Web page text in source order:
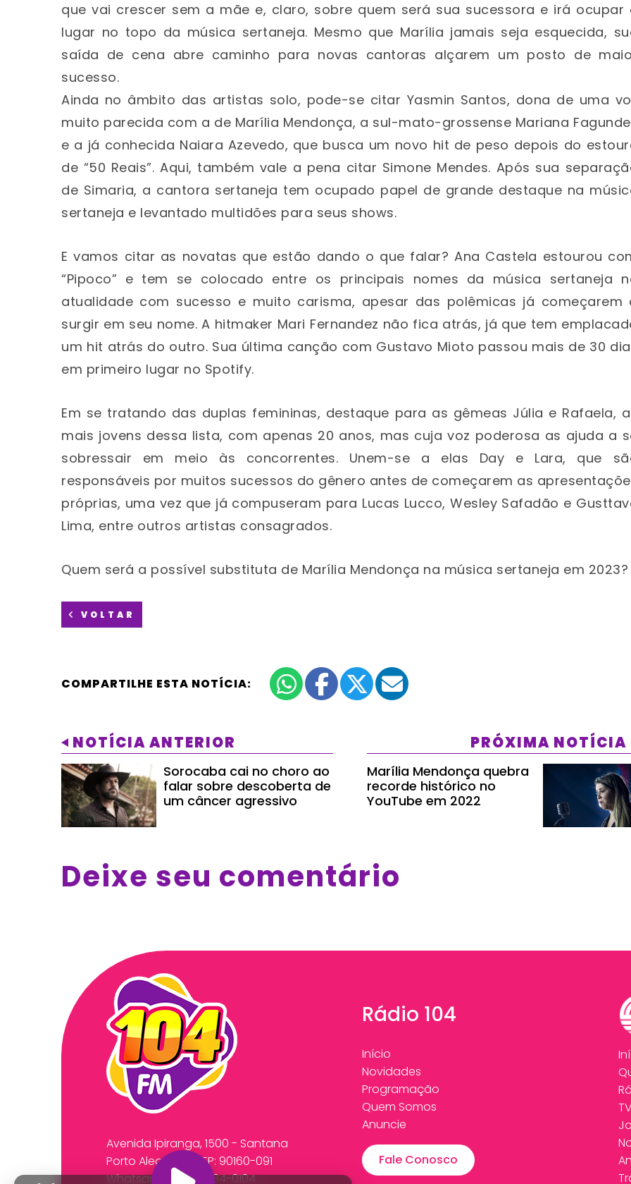
que vai crescer sem a mãe e, claro, sobre quem será sua sucessora e irá ocupar
lugar no topo da música sertaneja. Mesmo que Marília jamais seja esquecida,
saída de cena abre caminho para novas cantoras alçarem um posto de
sucesso.
Ainda no âmbito das artistas solo, pode-se citar Yasmin Santos, dona de uma
muito parecida com a de Marília Mendonça, a sul-mato-grossense Mariana
e a já conhecida Naiara Azevedo, que busca um novo hit de peso depois do
de “50 Reais”. Aqui, também vale a pena citar Simone Mendes. Após sua
de Simaria, a cantora sertaneja tem ocupado papel de grande destaque na
sertaneja e levantado multidões para seus shows.
E vamos citar as novatas que estão dando o que falar? Ana Castela estourou
“Pipoco” e tem se colocado entre os principais nomes da música sertaneja
atualidade com sucesso e muito carisma, apesar das polêmicas já começarem
surgir em seu nome. A hitmaker Mari Fernandez não fica atrás, já que tem
um hit atrás do outro. Sua última canção com Gustavo Mioto passou mais de 30
em primeiro lugar no Spotify.
Em se tratando das duplas femininas, destaque para as gêmeas Júlia e Rafaela,
mais jovens dessa lista, com apenas 20 anos, mas cuja voz poderosa as ajuda a
sobressair em meio às concorrentes. Unem-se a elas Day e Lara, que
responsáveis por muitos sucessos do gênero antes de começarem as
próprias, uma vez que já compuseram para Lucas Lucco, Wesley Safadão e
Lima, entre outros artistas consagrados.
Quem será a possível substituta de Marília Mendonça na música sertaneja em 2023?
VOLTAR
COMPARTILHE ESTA NOTÍCIA:
NOTÍCIA ANTERIOR
Sorocaba cai no choro ao
falar sobre descoberta de
um câncer agressivo
PRÓXIMA NOTÍCIA
Marília Mendonça quebra
recorde histórico no
YouTube em 2022
Deixe seu comentário
Avenida Ipiranga, 1500 - Santana
Porto Alegre/RS CEP: 90160-091
Whatsapp:
(51) 99534-0104
Rádio 104
Início
Novidades
Programação
Quem Somos
Anuncie
Fale Conosco